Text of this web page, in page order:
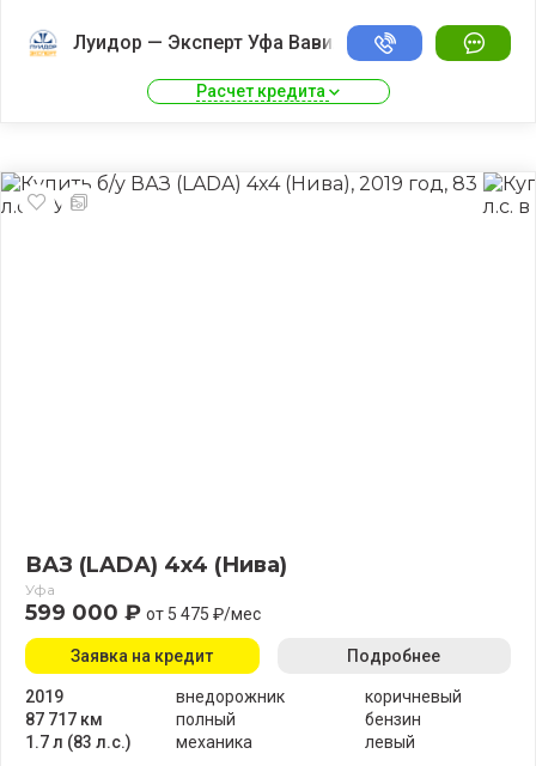
Луидор — Эксперт Уфа Вавилово
Расчет кредита
ВАЗ (LADA) 4x4 (Нива)
Уфа
599 000 ₽ от 5 475 ₽/мес
2019
87 717 км
1.7 л (83 л.с.)
внедорожник
полный
механика
коричневый
бензин
левый
Заявка на кредит Подробнее